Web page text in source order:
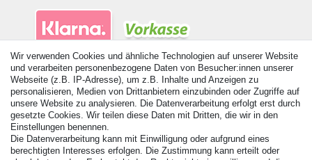
© Copyright 2026 | Alle Rechte vorbehalten. - Alle Rechte vorbehalten.
Preisangaben inkl. gesetzl. 19% MwSt. | Grundpreise siehe Artikeldetail | *Gilt für
Lieferungen nach Deutschland!
Wir verwenden Cookies und ähnliche Technologien auf unserer Website
und verarbeiten personenbezogene Daten von Besucher:innen unserer
Webseite (z.B. IP-Adresse), um z.B. Inhalte und Anzeigen zu
personalisieren, Medien von Drittanbietern einzubinden oder Zugriffe auf
unsere Website zu analysieren. Die Datenverarbeitung erfolgt erst durch
gesetzte Cookies. Wir teilen diese Daten mit Dritten, die wir in den
Einstellungen benennen.
Die Datenverarbeitung kann mit Einwilligung oder aufgrund eines
berechtigten Interesses erfolgen. Die Zustimmung kann erteilt oder